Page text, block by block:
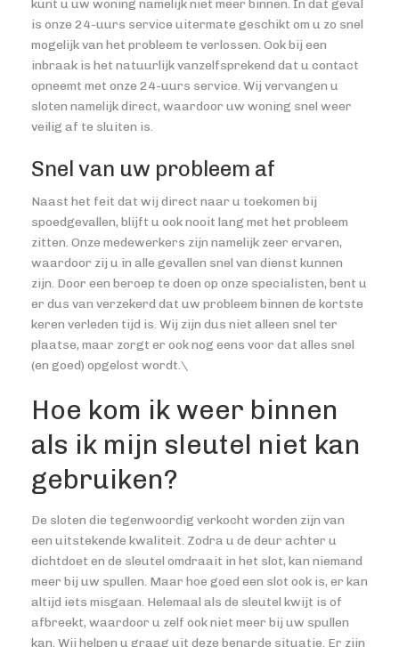
kunt u uw woning namelijk niet meer binnen. In dat geval
is onze 24-uurs service uitermate geschikt om u zo snel
mogelijk van het probleem te verlossen. Ook bij een
inbraak is het natuurlijk vanzelfsprekend dat u contact
opneemt met onze 24-uurs service. Wij vervangen u
sloten namelijk direct, waardoor uw woning snel weer
veilig af te sluiten is.
Snel van uw probleem af
Naast het feit dat wij direct naar u toekomen bij
spoedgevallen, blijft u ook nooit lang met het probleem
zitten. Onze medewerkers zijn namelijk zeer ervaren,
waardoor zij u in alle gevallen snel van dienst kunnen
zijn. Door een beroep te doen op onze specialisten, bent u
er dus van verzekerd dat uw probleem binnen de kortste
keren verleden tijd is. Wij zijn dus niet alleen snel ter
plaatse, maar zorgt er ook nog eens voor dat alles snel
(en goed) opgelost wordt.\
Hoe kom ik weer binnen
als ik mijn sleutel niet kan
gebruiken?
De sloten die tegenwoordig verkocht worden zijn van
een uitstekende kwaliteit. Zodra u de deur achter u
dichtdoet en de sleutel omdraait in het slot, kan niemand
meer bij uw spullen. Maar hoe goed een slot ook is, er kan
altijd iets misgaan. Helemaal als de sleutel kwijt is of
afbreekt, waardoor u zelf ook niet meer bij uw spullen
kan. Wij helpen u graag uit deze benarde situatie. Er zijn